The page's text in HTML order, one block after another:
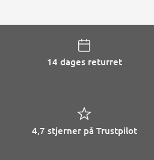
14 dages returret
4,7 stjerner på Trustpilot